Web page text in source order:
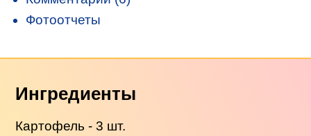
Фотоотчеты
Ингредиенты
Картофель - 3 шт.